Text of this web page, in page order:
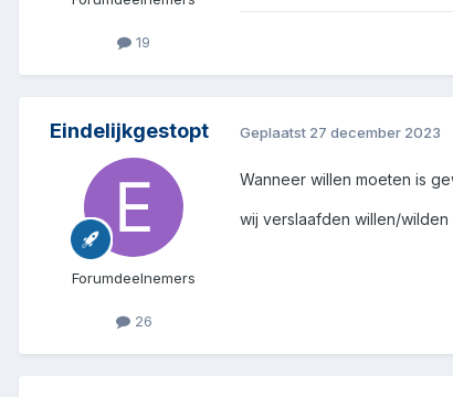
19
Eindelijkgestopt
Forumdeelnemers
26
Geplaatst 27 december 2023
Wanneer willen moeten is
wij verslaafden willen/